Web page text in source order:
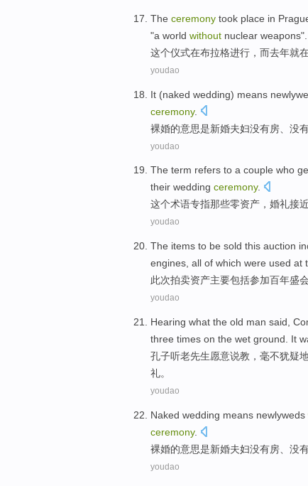
The ceremony took place in
"a world without nuclear weapons".
这个仪式在布拉格进行 ，而去年就
youdao
It (naked wedding) means
ceremony.
裸婚的意思是新婚夫妇没有房 、没
youdao
The term refers to a couple who
their wedding ceremony.
这个术语专指那些零资产 ，婚礼接近
youdao
The items to be sold this auction
engines, all of which were used at
此次拍卖资产主要包括参加百年盛会
youdao
Hearing what the old man said,
three times on the wet ground . It
孔子听老先生愿意说教， 毫不犹疑
礼。
youdao
Naked wedding means newlyweds
ceremony.
裸婚的意思是新婚夫妇没有房 、没
youdao